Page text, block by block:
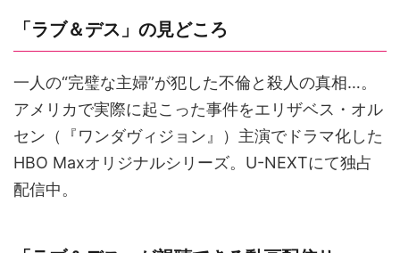
「ラブ＆デス」の見どころ
一人の“完璧な主婦”が犯した不倫と殺人の真相…。
アメリカで実際に起こった事件をエリザベス・オル
セン（『ワンダヴィジョン』）主演でドラマ化した
HBO Maxオリジナルシリーズ。U-NEXTにて独占
配信中。